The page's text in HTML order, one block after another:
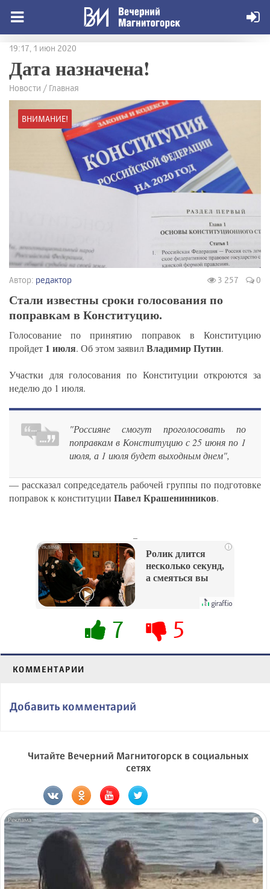
19:17, 1 июн 2020
Дата назначена!
Новости / Главная
ВНИМАНИЕ!
Автор: редактор 3 257 0
Стали известны сроки голосования по
поправкам в Конституцию.
Голосование по принятию поправок в Конституцию
пройдет 1 июля. Об этом заявилВладимир Путин.
Участки для голосования по Конституции откроются за
неделю до 1 июля.
"Россияне смогут проголосовать по
поправкам в Конституцию с 25 июня по 1
июля, а 1 июля будет выходным днем",
— рассказал сопредседатель рабочей группы по подготовке
поправок к конституции Павел Крашенинников.
i
Ролик длится
несколько секунд,
а смеяться вы
7 5
КОММЕНТАРИИ
Добавить комментарий
Читайте Вечерний Магнитогорск в социальных
сетях
i